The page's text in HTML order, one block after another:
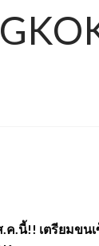
ค.นี้!! เตรียมขน